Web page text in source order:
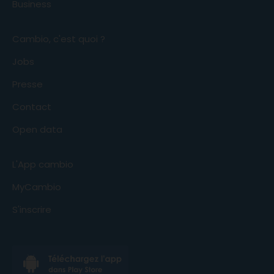
Business
Cambio, c'est quoi ?
Jobs
Presse
Contact
Open data
L'App cambio
MyCambio
S'inscrire